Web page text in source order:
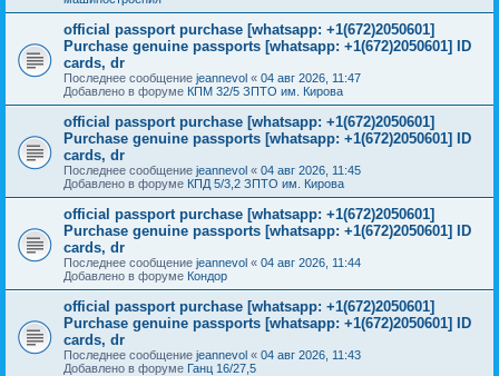
official passport purchase [whatsapp: +1(672)2050601]
Purchase genuine passports [whatsapp: +1(672)2050601] ID
cards, dr
Последнее сообщение jeannevol « 04 авг 2026, 11:47
Добавлено в форуме КПМ 32/5 ЗПТО им. Кирова
official passport purchase [whatsapp: +1(672)2050601]
Purchase genuine passports [whatsapp: +1(672)2050601] ID
cards, dr
Последнее сообщение jeannevol « 04 авг 2026, 11:45
Добавлено в форуме КПД 5/3,2 ЗПТО им. Кирова
official passport purchase [whatsapp: +1(672)2050601]
Purchase genuine passports [whatsapp: +1(672)2050601] ID
cards, dr
Последнее сообщение jeannevol « 04 авг 2026, 11:44
Добавлено в форуме Кондор
official passport purchase [whatsapp: +1(672)2050601]
Purchase genuine passports [whatsapp: +1(672)2050601] ID
cards, dr
Последнее сообщение jeannevol « 04 авг 2026, 11:43
Добавлено в форуме Ганц 16/27,5